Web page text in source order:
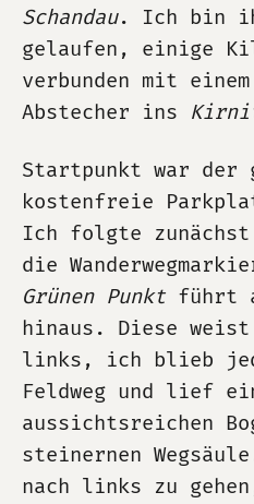
Schandau. Ich bin
gelaufen, einige
verbunden mit
Abstecher ins
Startpunkt war der
kostenfreie
Ich folgte
die
Grünen Punkt führt
hinaus. Diese
links, ich blieb
Feldweg und lief
aussichtsreichen
steinernen
nach links zu